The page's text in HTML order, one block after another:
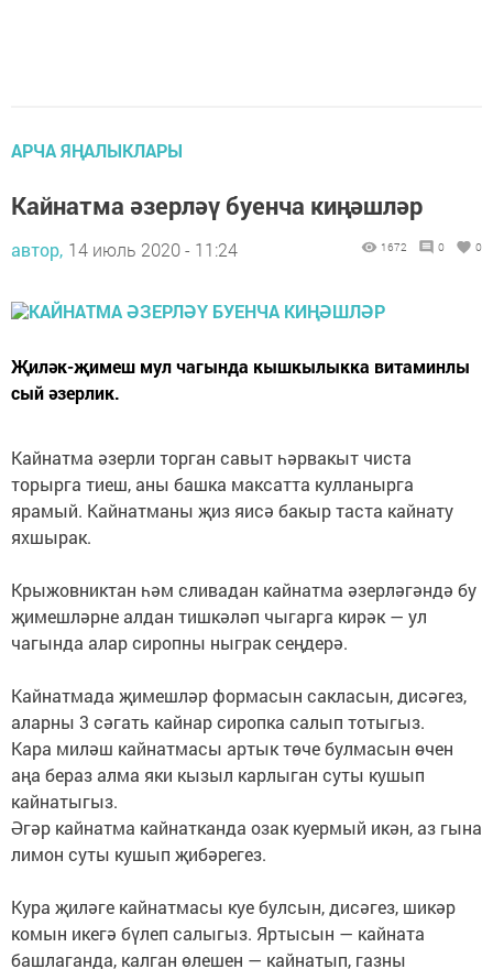
АРЧА ЯҢАЛЫКЛАРЫ
Кайнатма әзерләү буенча киңәшләр
автор, 14 июль 2020 - 11:24 1672 0 0
Җиләк-җимеш мул чагында кышкылыкка витаминлы
сый әзерлик.
Кайнатма әзерли торган савыт һәрвакыт чиста
торырга тиеш, аны башка максатта кулланырга
ярамый. Кайнатманы җиз яисә бакыр таста кайнату
яхшырак.
Крыжовниктан һәм сливадан кайнатма әзерләгәндә бу
җимешләрне алдан тишкәләп чыгарга кирәк — ул
чагында алар сиропны ныграк сеңдерә.
Кайнатмада җимешләр формасын сакласын, дисәгез,
аларны 3 сәгать кайнар сиропка салып тотыгыз.
Кара миләш кайнатмасы артык төче булмасын өчен
аңа бераз алма яки кызыл карлыган суты кушып
кайнатыгыз.
Әгәр кайнатма кайнатканда озак куермый икән, аз гына
лимон суты кушып җибәрегез.
Кура җиләге кайнатмасы куе булсын, дисәгез, шикәр
комын икегә бүлеп салыгыз. Яртысын — кайната
башлаганда, калган өлешен — кайнатып, газны